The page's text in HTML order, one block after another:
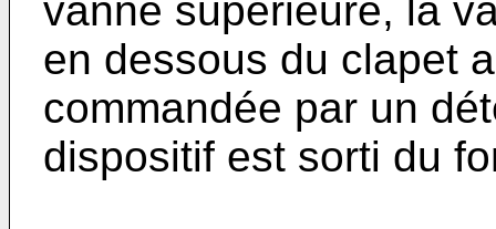
vanne supérieure, la
en dessous du clapet
commandée par un
dispositif est sorti du